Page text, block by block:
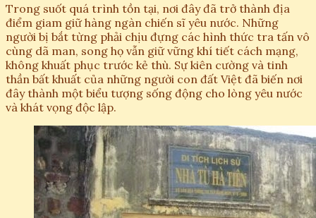
Trong suốt quá trình tồn tại, nơi đây đã trở thành địa
điểm giam giữ hàng ngàn chiến sĩ yêu nước. Những
người bị bắt từng phải chịu đựng các hình thức tra tấn vô
cùng dã man, song họ vẫn giữ vững khí tiết cách mạng,
không khuất phục trước kẻ thù. Sự kiên cường và tinh
thần bất khuất của những người con đất Việt đã biến nơi
đây thành một biểu tượng sống động cho lòng yêu nước
và khát vọng độc lập.